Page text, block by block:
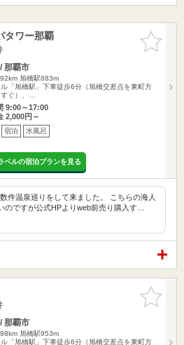
お気に入
りに追加
タワー那覇
那覇市
旭橋駅883m
「旭橋駅」下車徒歩6分（旭橋交差点を東町方
ぐ）、…
9:00～17:00
2,000円～
宿泊 水風呂
ベルの宿泊プランを見る
件温泉巡りをして来ました。 こちらの海人
のですが公式HPよりweb前売り購入す…
お気に入
りに追加
那覇市
旭橋駅953m
「旭橋駅」下車徒歩6分（旭橋交差点を東町方